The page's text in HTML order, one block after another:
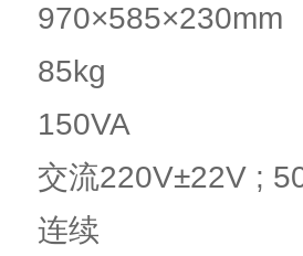
150VA
流220V±22V ;
续